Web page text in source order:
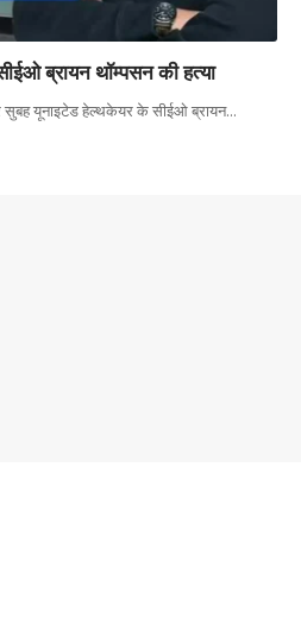
ब्रायन थॉम्पसन की हत्या
सुबह यूनाइटेड हेल्थकेयर के सीईओ ब्रायन…